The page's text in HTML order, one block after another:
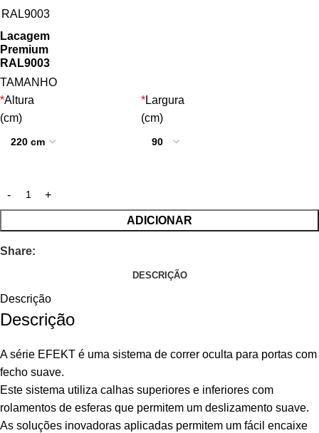
Lacagem
Premium
RAL9003
TAMANHO
*Altura
(cm)
*Largura
(cm)
ADICIONAR
Share:
DESCRIÇÃO
Descrição
Descrição
A série EFEKT é uma sistema de correr oculta para portas com
fecho suave.
Este sistema utiliza calhas superiores e inferiores com
rolamentos de esferas que permitem um deslizamento suave.
As soluções inovadoras aplicadas permitem um fácil encaixe